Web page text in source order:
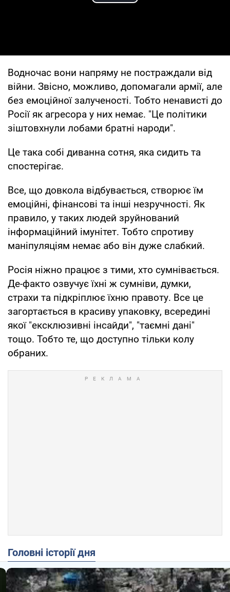
Водночас вони напряму не постраждали від
війни. Звісно, можливо, допомагали армії, але
без емоційної залученості. Тобто ненависті до
Росії як агресора у них немає. "Це політики
зіштовхнули лобами братні народи".
Це така собі диванна сотня, яка сидить та
спостерігає.
Все, що довкола відбувається, створює їм
емоційні, фінансові та інші незручності. Як
правило, у таких людей зруйнований
інформаційний імунітет. Тобто спротиву
маніпуляціям немає або він дуже слабкий.
Росія ніжно працює з тими, хто сумнівається.
Де-факто озвучує їхні ж сумніви, думки,
страхи та підкріплює їхню правоту. Все це
загортається в красиву упаковку, всередині
якої "ексклюзивні інсайди", "таємні дані"
тощо. Тобто те, що доступно тільки колу
обраних.
Головні історії дня